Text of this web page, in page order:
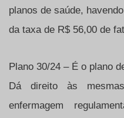
planos de saúde,
da taxa de R$ 56,00 de
Plano 30/24 – É o plano
Dá direito às
enfermagem